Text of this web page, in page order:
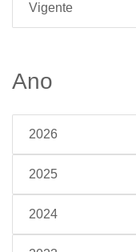
Vigente
Ano
2026
2025
2024